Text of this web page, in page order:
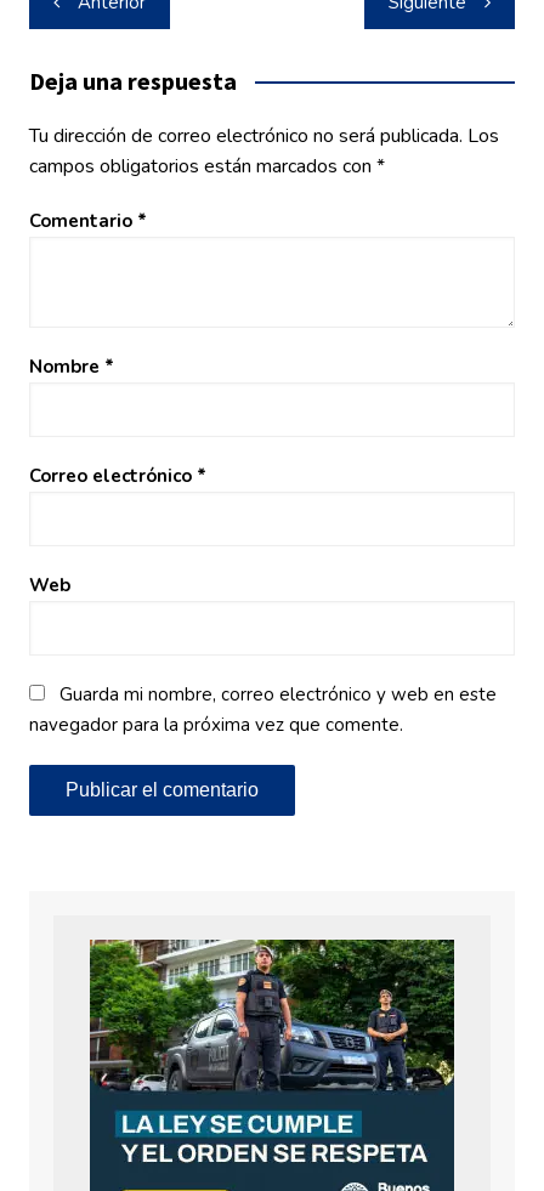
de
entradas
Deja una respuesta
Tu dirección de correo electrónico no será publicada. Los
campos obligatorios están marcados con *
Comentario *
Nombre *
Correo electrónico *
Web
Guarda mi nombre, correo electrónico y web en este
navegador para la próxima vez que comente.